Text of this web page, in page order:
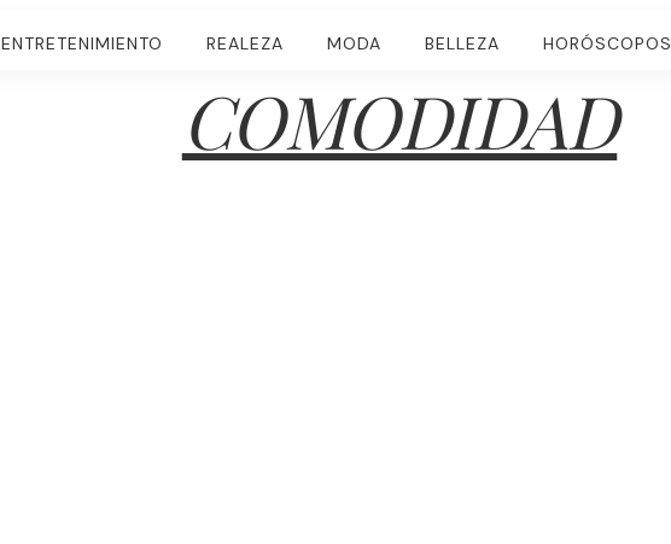
ENTRETENIMIENTO REALEZA MODA BELLEZA HORÓSCOPOS
COMODIDAD